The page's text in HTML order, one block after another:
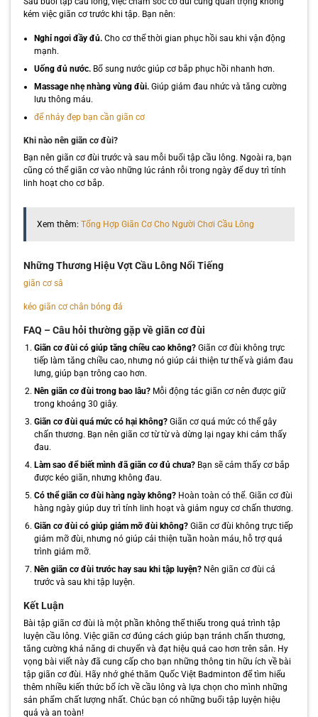
kém việc giãn cơ trước khi tập. Bạn nên:
Nghỉ ngơi đầy đủ.Cho cơ thể thời gian phục hồi sau khi vận động
mạnh.
Uống đủ nước.Bổ sung nước giúp cơ bắp phục hồi nhanh hơn.
Massage nhẹ nhàng vùng đùi.Giúp giảm đau nhức và tăng cường
lưu thông máu.
để nhảy đẹp bạn cần giãn cơ
Khi nào nên giãn cơ đùi?
Bạn nên giãn cơ đùi trước và sau mỗi buổi tập cầu lông. Ngoài ra, bạn
cũng có thể giãn cơ vào những lúc rảnh rỗi trong ngày để duy trì tính
linh hoạt cho cơ bắp.
Xem thêm: Tổng Hợp Giãn Cơ Cho Người Chơi Cầu Lông
Những Thương Hiệu Vợt Cầu Lông Nổi Tiếng
giãn cơ sâ
kéo giãn cơ chân bóng đá
FAQ – Câu hỏi thường gặp về giãn cơ đùi
Giãn cơ đùi có giúp tăng chiều cao không?Giãn cơ đùi không trực
tiếp làm tăng chiều cao, nhưng nó giúp cải thiện tư thế và giảm đau
lưng, giúp bạn trông cao hơn.
Nên giãn cơ đùi trong bao lâu?Mỗi động tác giãn cơ nên được giữ
trong khoảng 30 giây.
Giãn cơ đùi quá mức có hại không?Giãn cơ quá mức có thể gây
chấn thương. Bạn nên giãn cơ từ từ và dừng lại ngay khi cảm thấy
đau.
Làm sao để biết mình đã giãn cơ đủ chưa?Bạn sẽ cảm thấy cơ bắp
được kéo giãn, nhưng không đau.
Có thể giãn cơ đùi hàng ngày không?Hoàn toàn có thể. Giãn cơ đùi
hàng ngày giúp duy trì tính linh hoạt và giảm nguy cơ chấn thương.
Giãn cơ đùi có giúp giảm mỡ đùi không?Giãn cơ đùi không trực tiếp
giảm mỡ đùi, nhưng nó giúp cải thiện tuần hoàn máu, hỗ trợ quá
trình giảm mỡ.
Nên giãn cơ đùi trước hay sau khi tập luyện?Nên giãn cơ đùi cả
trước và sau khi tập luyện.
Kết Luận
Bài tập giãn cơ đùi là một phần không thể thiếu trong quá trình tập
luyện cầu lông. Việc giãn cơ đúng cách giúp bạn tránh chấn thương,
tăng cường khả năng di chuyển và đạt hiệu quả cao hơn trên sân. Hy
vọng bài viết này đã cung cấp cho bạn những thông tin hữu ích về bài
tập giãn cơ đùi. Hãy nhớ ghé thăm Quốc Việt Badminton để tìm hiểu
thêm nhiều kiến thức bổ ích về cầu lông và lựa chọn cho mình những
sản phẩm chất lượng nhất. Chúc bạn có những buổi tập luyện hiệu
quả và an toàn!